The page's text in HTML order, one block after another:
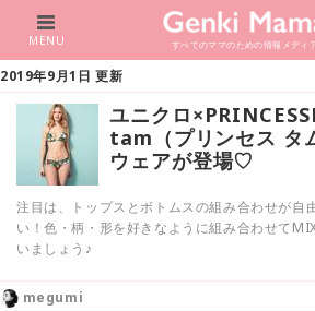
すべてのママのための情報メディ
MENU
2019年9月1日 更新
ユニクロ
tam（プリンセス タ
ウェアが登場♡
注目は、トップスとボトムスの組み合わせが自
い！色・柄・形を好きなように組み合わせて
いましょう♪
megumi